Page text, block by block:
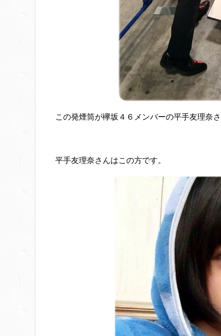
この発煙筒が欅坂４６メンバーの平手友理奈
平手友理奈さんはこの方です。